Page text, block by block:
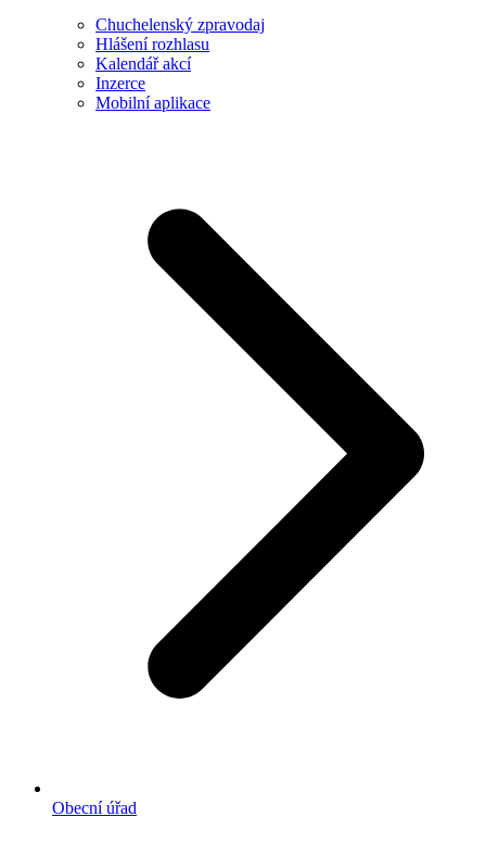
Chuchelenský zpravodaj
Hlášení rozhlasu
Kalendář akcí
Inzerce
Mobilní aplikace
Obecní úřad